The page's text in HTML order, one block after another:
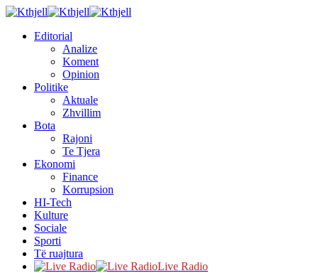
Editorial
Analize
Koment
Opinion
Politike
Aktuale
Zhvillim
Bota
Rajoni
Te Tjera
Ekonomi
Finance
Korrupsion
HI-Tech
Kulture
Sociale
Sporti
Të ruajtura
Live Radio